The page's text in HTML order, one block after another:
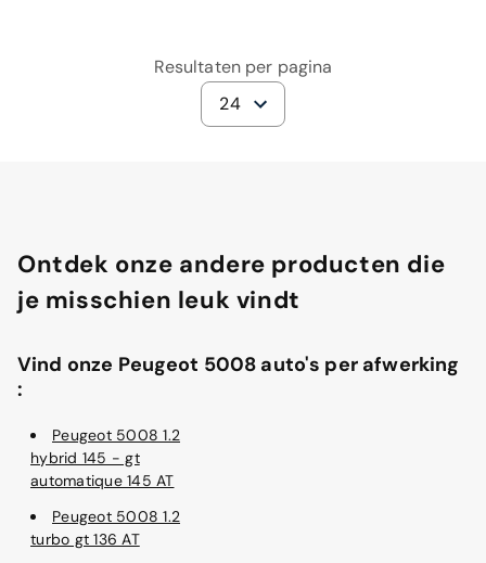
Resultaten per pagina
24
Ontdek onze andere producten die
je misschien leuk vindt
Vind onze Peugeot 5008 auto's per afwerking
:
Peugeot 5008 1.2
hybrid 145 - gt
automatique 145 AT
Peugeot 5008 1.2
turbo gt 136 AT